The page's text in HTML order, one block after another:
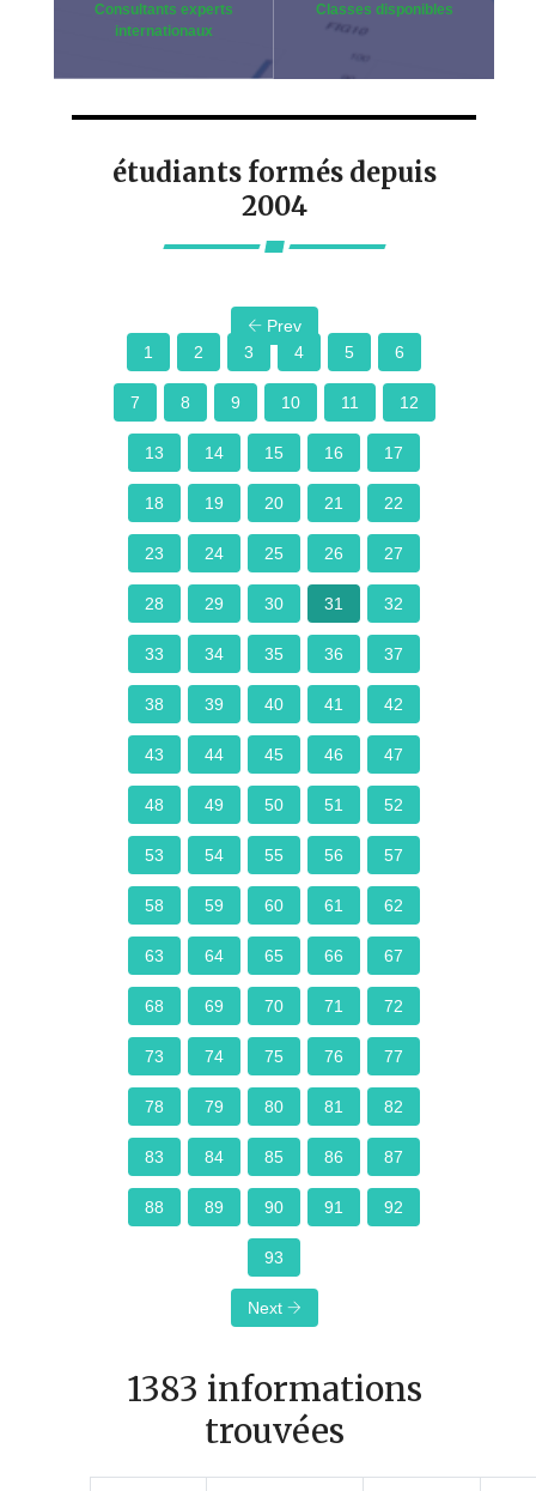
Consultants experts
internationaux
Classes disponibles
étudiants formés depuis
2004
Prev
1
2 3 4 5 6
7 8 9 10 11 12
13 14 15 16 17
18 19 20 21 22
23 24 25 26 27
28 29 30 31 32
33 34 35 36 37
38 39 40 41 42
43 44 45 46 47
48 49 50 51 52
53 54 55 56 57
58 59 60 61 62
63 64 65 66 67
68 69 70 71 72
73 74 75 76 77
78 79 80 81 82
83 84 85 86 87
88 89 90 91 92
93
Next
1383 informations
trouvées